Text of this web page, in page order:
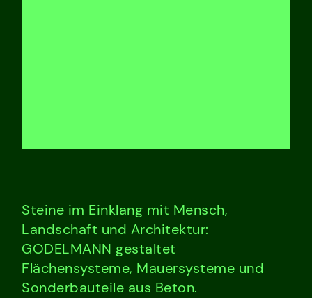
Steine im Einklang mit Mensch,
Landschaft und Architektur:
GODELMANN gestaltet
Flächensysteme, Mauersysteme und
Sonderbauteile aus Beton.